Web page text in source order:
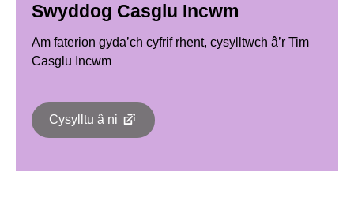
Swyddog Casglu Incwm
Am faterion gyda’ch cyfrif rhent, cysylltwch â’r Tim
Casglu Incwm
Cysylltu â ni